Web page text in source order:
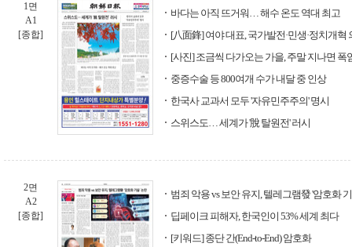
1면
A1
[종합]
바다는 아직 뜨거워… 해수 온도 역대 최고
[八面鋒] 여야 대표, 국가발전·민생·정치개혁
[사진] 조금씩 다가오는 가을, 주말 지나면 폭
중증수술 등 800여개 수가 내달 중 인상
한국사 교과서 모두 '자유민주주의' 명시
스위스도… 세계가 '脫 탈원전' 러시
2면
A2
[종합]
범죄 악용 vs 보안 유지, 텔레그램發 '암호화
딥페이크 피해자, 한국인이 53% 세계 최다
[키워드] 종단 간(End-to-End) 암호화